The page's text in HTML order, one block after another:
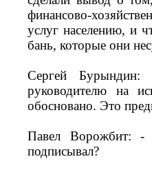
финансово-
услуг населению, и
бань, которые они
Сергей Бурындин:
руководителю на
обосновано. Это
Павел Ворожбит: -
подписывал?